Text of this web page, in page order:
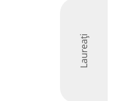
Laureați